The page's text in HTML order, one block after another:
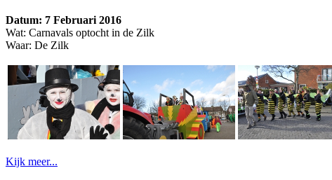
Datum: 7 Februari 2016
Wat: Carnavals optocht in de Zilk
Waar: De Zilk
Kijk meer...